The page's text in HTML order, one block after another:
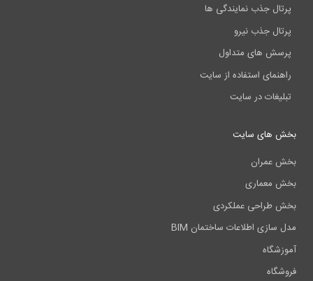
پرتال جذب نمایندگی ها
پرتال جذب نیرو
پرسش های متداول
راهنمای استفاده از سایت
تبلیغات در سایت
بخش های سایت
بخش عمران
بخش معماری
بخش طراحی عملکردی
مدل سازی اطلاعات ساختمان BIM
آموزشگاه
فروشگاه